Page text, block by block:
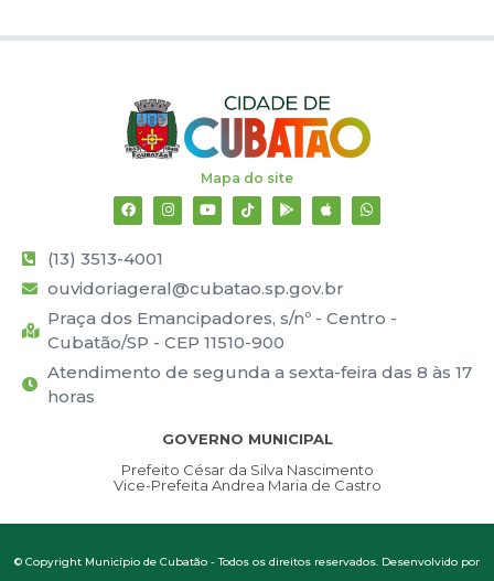
Mapa do site
(13) 3513-4001
ouvidoriageral@cubatao.sp.gov.br
Praça dos Emancipadores, s/nº - Centro -
Cubatão/SP - CEP 11510-900
Atendimento de segunda a sexta-feira das 8 às 17
horas
GOVERNO MUNICIPAL
Prefeito César da Silva Nascimento
Vice-Prefeita Andrea Maria de Castro
© Copyright Município de Cubatão - Todos os direitos reservados. Desenvolvido por